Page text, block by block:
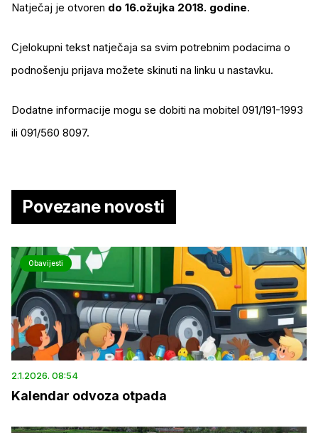
Natječaj je otvoren do 16.ožujka 2018. godine.
Cjelokupni tekst natječaja sa svim potrebnim podacima o
podnošenju prijava možete skinuti na linku u nastavku.
Dodatne informacije mogu se dobiti na mobitel 091/191-1993
ili 091/560 8097.
Povezane novosti
Obavijesti
2.1.2026. 08:54
Kalendar odvoza otpada